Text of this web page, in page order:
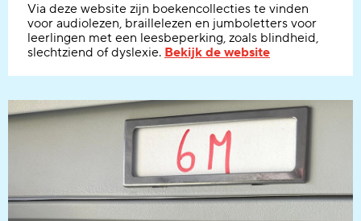
Via deze website zijn boekencollecties te vinden
voor audiolezen, braillelezen en jumboletters voor
leerlingen met een leesbeperking, zoals blindheid,
slechtziend of dyslexie. Bekijk de website